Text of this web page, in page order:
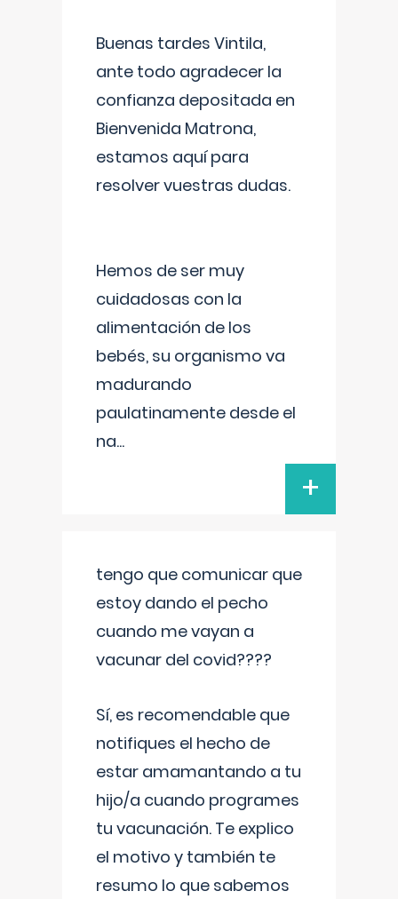
Buenas tardes Vintila,
ante todo agradecer la
confianza depositada en
Bienvenida Matrona,
estamos aquí para
resolver vuestras dudas.
Hemos de ser muy
cuidadosas con la
alimentación de los
bebés, su organismo va
madurando
paulatinamente desde el
na...
+
tengo que comunicar que
estoy dando el pecho
cuando me vayan a
vacunar del covid????
Sí, es recomendable que
notifiques el hecho de
estar amamantando a tu
hijo/a cuando programes
tu vacunación. Te explico
el motivo y también te
resumo lo que sabemos